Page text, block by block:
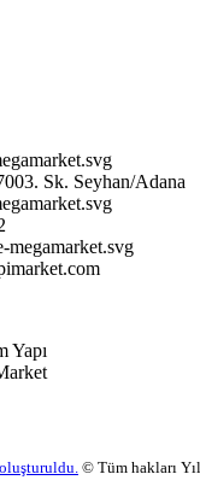
Sk. Seyhan/Adana
Yapı
© Tüm hakları